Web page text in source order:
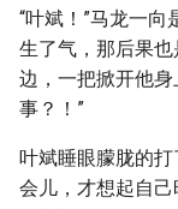
“叶斌！”马龙一
生了气，那后果
边，一把掀开他
事？！”
叶斌睡眼朦胧的
会儿，才想起自